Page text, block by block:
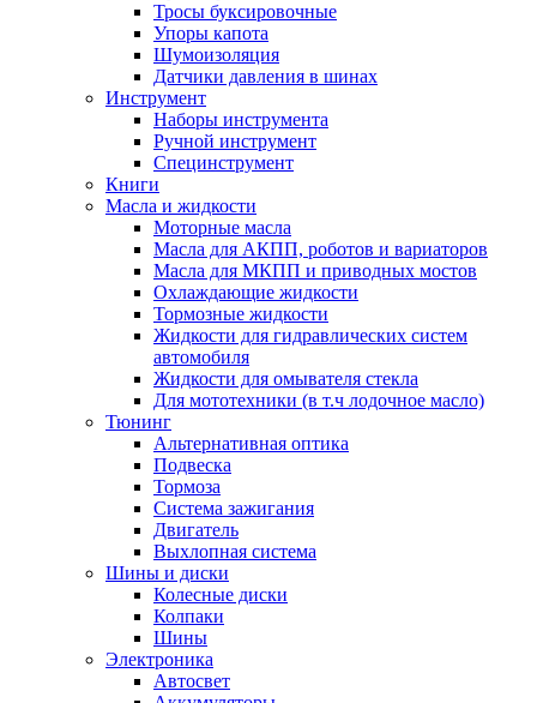
Тросы буксировочные
Упоры капота
Шумоизоляция
Датчики давления в шинах
Инструмент
Наборы инструмента
Ручной инструмент
Специнструмент
Книги
Масла и жидкости
Моторные масла
Масла для АКПП, роботов и вариаторов
Масла для МКПП и приводных мостов
Охлаждающие жидкости
Тормозные жидкости
Жидкости для гидравлических систем
автомобиля
Жидкости для омывателя стекла
Для мототехники (в т.ч лодочное масло)
Тюнинг
Альтернативная оптика
Подвеска
Тормоза
Система зажигания
Двигатель
Выхлопная система
Шины и диски
Колесные диски
Колпаки
Шины
Электроника
Автосвет